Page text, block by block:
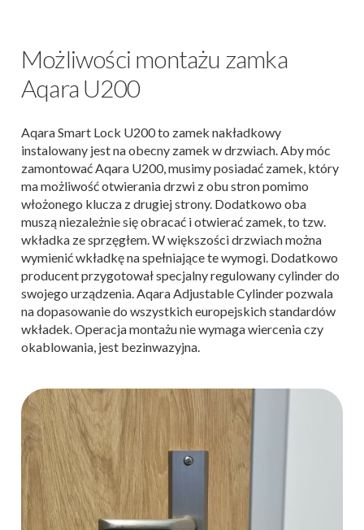
Możliwości montażu zamka
Aqara U200
Aqara Smart Lock U200 to zamek nakładkowy
instalowany jest na obecny zamek w drzwiach. Aby móc
zamontować Aqara U200, musimy posiadać zamek, który
ma możliwość otwierania drzwi z obu stron pomimo
włożonego klucza z drugiej strony. Dodatkowo oba
muszą niezależnie się obracać i otwierać zamek, to tzw.
wkładka ze sprzęgłem. W większości drzwiach można
wymienić wkładkę na spełniające te wymogi. Dodatkowo
producent przygotował specjalny regulowany cylinder do
swojego urządzenia. Aqara Adjustable Cylinder pozwala
na dopasowanie do wszystkich europejskich standardów
wkładek. Operacja montażu nie wymaga wiercenia czy
okablowania, jest bezinwazyjna.